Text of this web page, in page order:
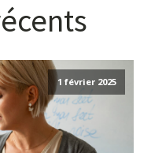
1 février 2025